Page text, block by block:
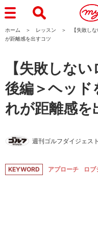
ホーム レッスン
【失敗し
が距離感を出すコツ
【失敗しな
後編＞ヘッド
れが距離感を
週刊ゴルフダイジェスト
KEYWORD アプローチ ロブ